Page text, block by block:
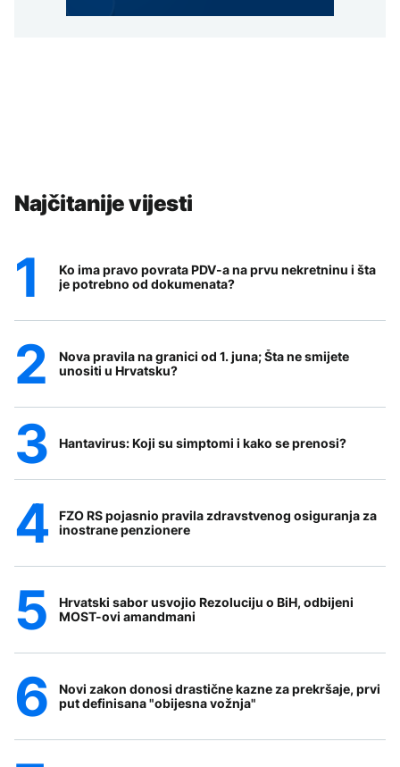
Najčitanije vijesti
Ko ima pravo povrata PDV-a na prvu nekretninu i šta
je potrebno od dokumenata?
Nova pravila na granici od 1. juna; Šta ne smijete
unositi u Hrvatsku?
Hantavirus: Koji su simptomi i kako se prenosi?
FZO RS pojasnio pravila zdravstvenog osiguranja za
inostrane penzionere
Hrvatski sabor usvojio Rezoluciju o BiH, odbijeni
MOST-ovi amandmani
Novi zakon donosi drastične kazne za prekršaje, prvi
put definisana "obijesna vožnja"